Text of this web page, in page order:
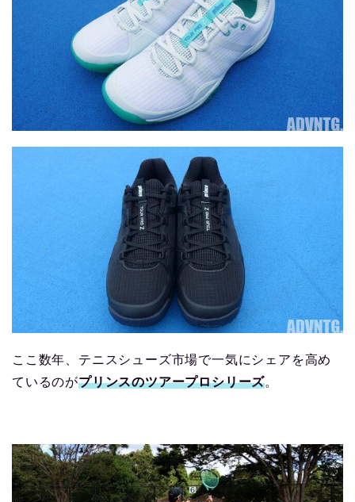
ここ数年、テニスシューズ市場で一気にシェアを高め
ているのがプリンスのツアープロシリーズ。